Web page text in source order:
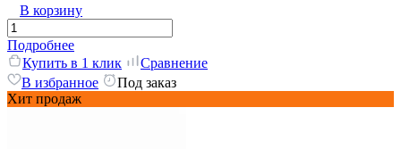
В корзину
Подробнее
Купить в 1 клик
Сравнение
В избранное
Под заказ
Хит продаж